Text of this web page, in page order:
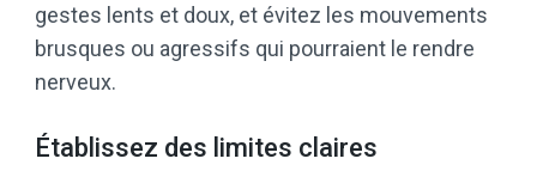
gestes lents et doux, et évitez les mouvements
brusques ou agressifs qui pourraient le rendre
nerveux.
Établissez des limites claires